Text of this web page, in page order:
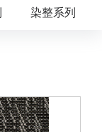
染整系列